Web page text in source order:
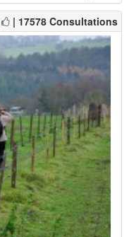
| 17578 Consultations